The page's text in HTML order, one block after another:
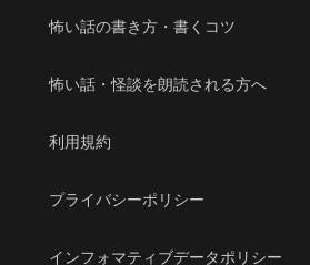
怖い話の書き方・書くコツ
怖い話・怪談を朗読される方へ
利用規約
プライバシーポリシー
インフォマティブデータポリシー